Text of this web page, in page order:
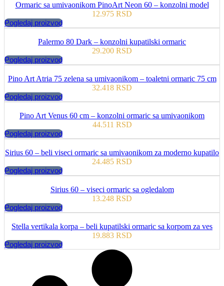
Ormaric sa umivaonikom PinoArt Neon 60 – konzolni model
12.975 RSD
Pogledaj proizvod
Palermo 80 Dark – konzolni kupatilski ormaric
29.200 RSD
Pogledaj proizvod
Pino Art Atria 75 zelena sa umivaonikom – toaletni ormaric 75 cm
32.418 RSD
Pogledaj proizvod
Pino Art Venus 60 cm – konzolni ormaric sa umivaonikom
44.511 RSD
Pogledaj proizvod
Sirius 60 – beli viseci ormaric sa umivaonikom za moderno kupatilo
24.485 RSD
Pogledaj proizvod
Sirius 60 – viseci ormaric sa ogledalom
13.248 RSD
Pogledaj proizvod
Stella vertikala korpa – beli kupatilski ormaric sa korpom za ves
19.883 RSD
Pogledaj proizvod